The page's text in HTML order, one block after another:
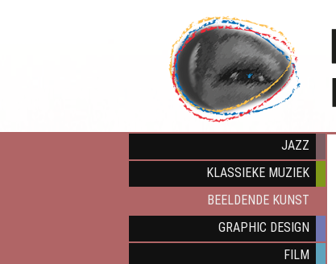
JAZZ
KLASSIEKE MUZIEK
BEELDENDE KUNST
GRAPHIC DESIGN
FILM